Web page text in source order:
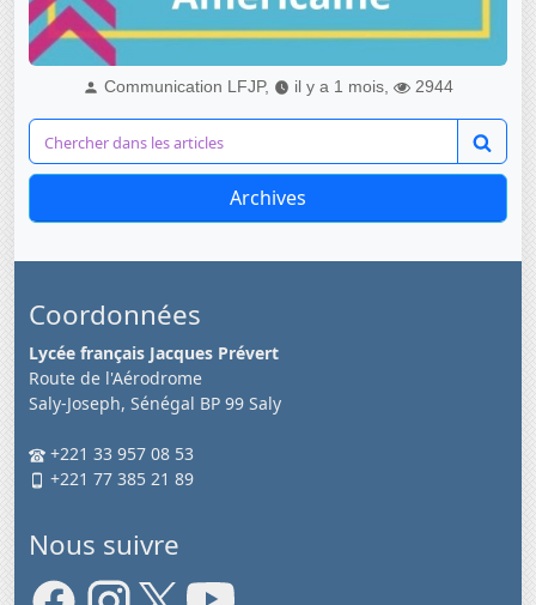
Communication LFJP, il y a 1 mois, 2944
Archives
Coordonnées
Lycée français Jacques Prévert
Route de l'Aérodrome
Saly-Joseph, Sénégal BP 99 Saly
+221 33 957 08 53
+221 77 385 21 89
Nous suivre